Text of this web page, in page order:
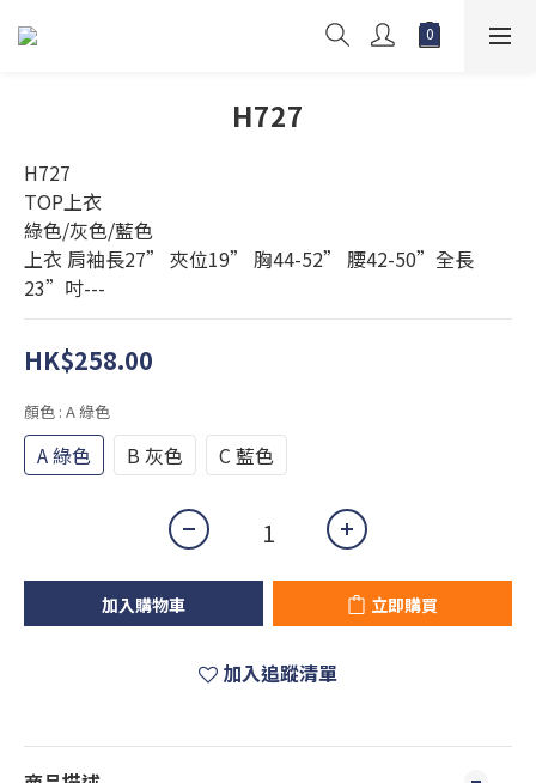
H727
H727
TOP上衣
綠色/灰色/藍色
上衣 肩袖長27” 夾位19” 胸44-52” 腰42-50”全長
23”吋---
HK$258.00
顏色 : A 綠色
A 綠色 B 灰色 C 藍色
加入購物車 立即購買
加入追蹤清單